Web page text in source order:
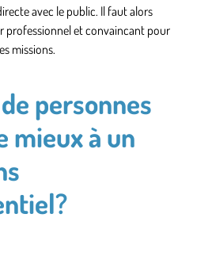
avec le public. Il faut alors
professionnel et convaincant pour
missions.
personnes
mieux à un